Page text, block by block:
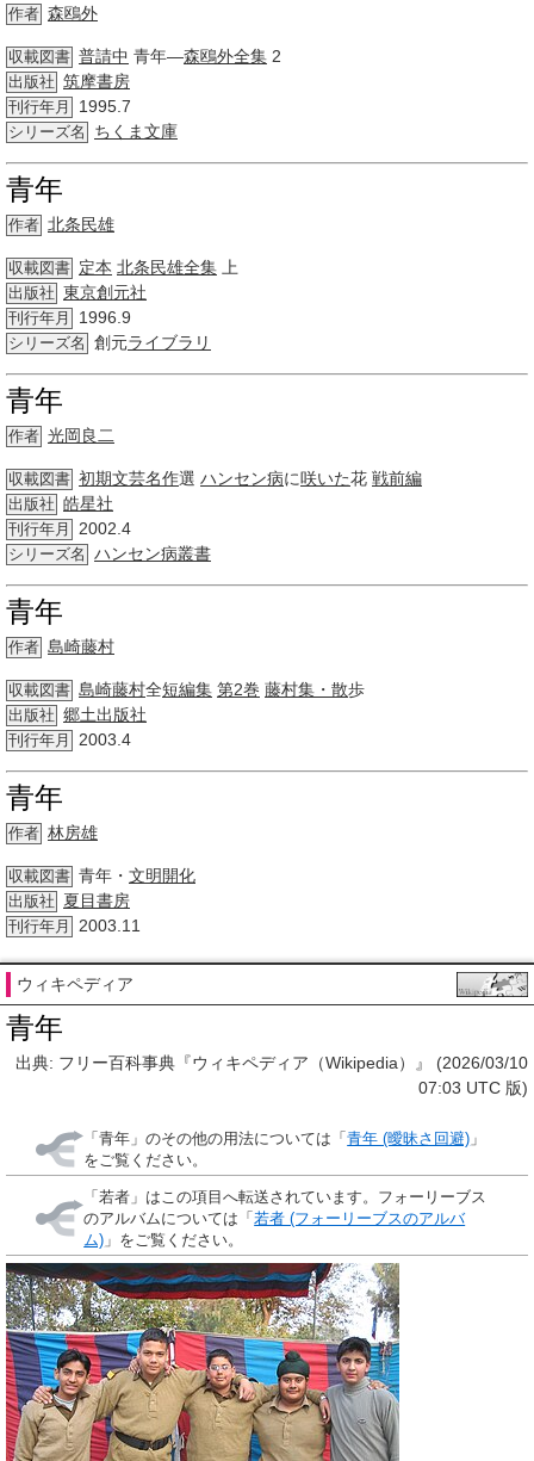
作者 森鴎外
収載図書 普請中 青年―森鴎外全集 2
出版社 筑摩書房
刊行年月 1995.7
シリーズ名 ちくま文庫
青年
作者 北条民雄
収載図書 定本 北条民雄全集 上
出版社 東京創元社
刊行年月 1996.9
シリーズ名 創元ライブラリ
青年
作者 光岡良二
収載図書 初期文芸名作選 ハンセン病に咲いた花 戦前編
出版社 皓星社
刊行年月 2002.4
シリーズ名 ハンセン病叢書
青年
作者 島崎藤村
収載図書 島崎藤村全短編集 第2巻 藤村集・散歩
出版社 郷土出版社
刊行年月 2003.4
青年
作者 林房雄
収載図書 青年・ 文明開化
出版社 夏目書房
刊行年月 2003.11
ウィキペディア
青年
出典: フリー百科事典『ウィキペディア（Wikipedia）』 (2026/03/10
07:03 UTC 版)
「青年 」のその他の用法については「青年 (曖昧さ回避) 」
をご覧ください。
「若者 」はこの項目へ転送されています。フォーリーブス
のアルバムについては「若者 (フォーリーブスのアルバ
ム) 」をご覧ください。